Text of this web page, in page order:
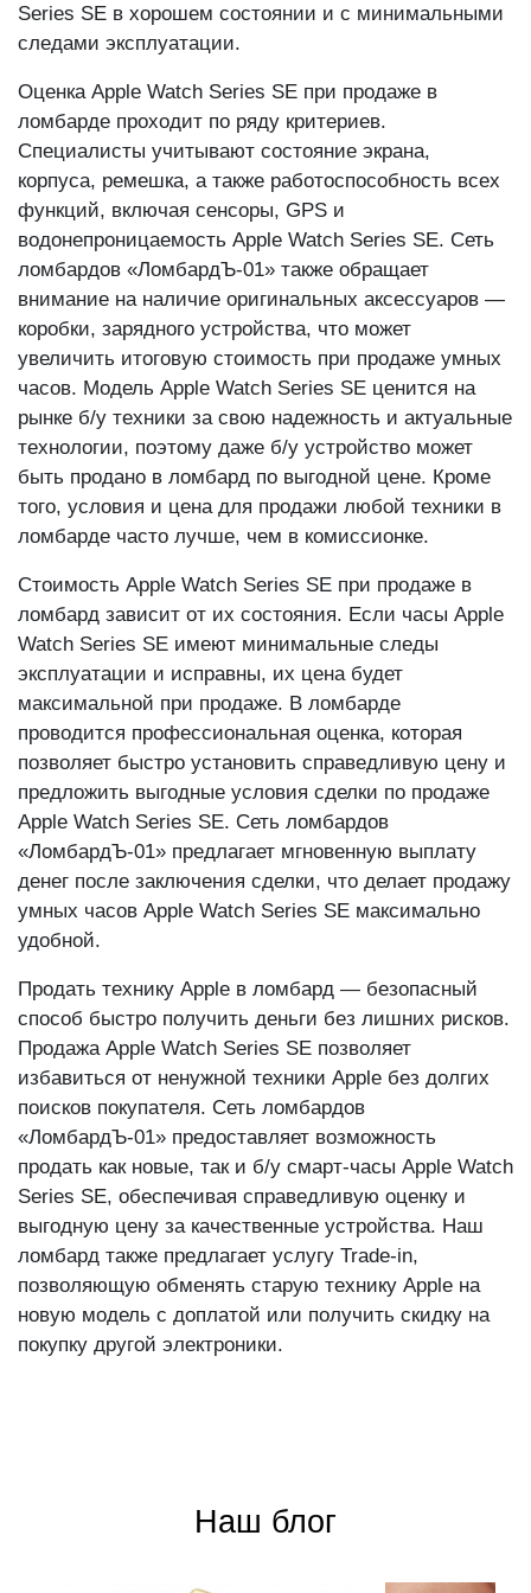
Series SE в хорошем состоянии и с минимальными
следами эксплуатации.
Оценка Apple Watch Series SE при продаже в
ломбарде проходит по ряду критериев.
Специалисты учитывают состояние экрана,
корпуса, ремешка, а также работоспособность всех
функций, включая сенсоры, GPS и
водонепроницаемость Apple Watch Series SE. Сеть
ломбардов «ЛомбардЪ-01» также обращает
внимание на наличие оригинальных аксессуаров —
коробки, зарядного устройства, что может
увеличить итоговую стоимость при продаже умных
часов. Модель Apple Watch Series SE ценится на
рынке б/у техники за свою надежность и актуальные
технологии, поэтому даже б/у устройство может
быть продано в ломбард по выгодной цене. Кроме
того, условия и цена для продажи любой техники в
ломбарде часто лучше, чем в комиссионке.
Стоимость Apple Watch Series SE при продаже в
ломбард зависит от их состояния. Если часы Apple
Watch Series SE имеют минимальные следы
эксплуатации и исправны, их цена будет
максимальной при продаже. В ломбарде
проводится профессиональная оценка, которая
позволяет быстро установить справедливую цену и
предложить выгодные условия сделки по продаже
Apple Watch Series SE. Сеть ломбардов
«ЛомбардЪ-01» предлагает мгновенную выплату
денег после заключения сделки, что делает продажу
умных часов Apple Watch Series SE максимально
удобной.
Продать технику Apple в ломбард — безопасный
способ быстро получить деньги без лишних рисков.
Продажа Apple Watch Series SE позволяет
избавиться от ненужной техники Apple без долгих
поисков покупателя. Сеть ломбардов
«ЛомбардЪ-01» предоставляет возможность
продать как новые, так и б/у смарт-часы Apple Watch
Series SE, обеспечивая справедливую оценку и
выгодную цену за качественные устройства. Наш
ломбард также предлагает услугу Trade-in,
позволяющую обменять старую технику Apple на
новую модель с доплатой или получить скидку на
покупку другой электроники.
Наш блог